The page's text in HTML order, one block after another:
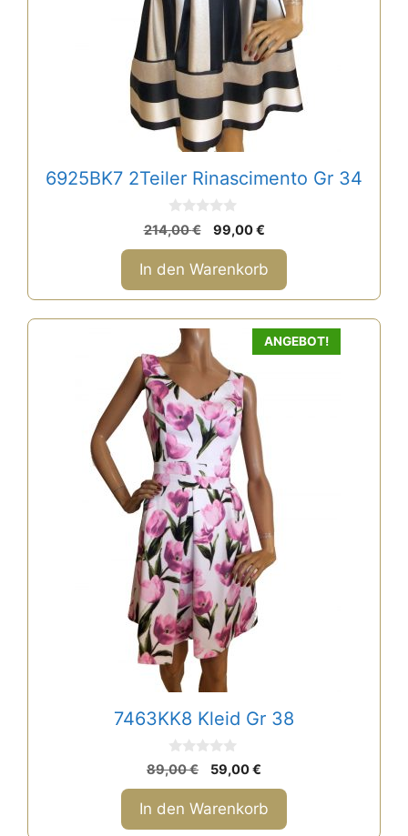
6925BK7 2Teiler Rinascimento Gr 34
0
v
o
n
5
214,00€
Ursprünglicher
Preis
war:
214,00 €
99,00€Aktueller
Preis
ist:
99,00 €.
In den Warenkorb
ANGEBOT!
7463KK8 Kleid Gr 38
0
v
o
n
5
89,00€
Ursprünglicher
Preis
war:
89,00 €
59,00€
Preis
ist:
59,00 €.
In den Warenkorb